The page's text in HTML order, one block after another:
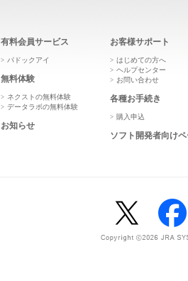
有料会員サービス
パドックアイ
無料体験
ネクストの無料体験
データラボの無料体験
お知らせ
お客様サポート
はじめての方へ
ヘルプセンター
お問い合わせ
各種お手続き
購入申込
ソフト開発者向け